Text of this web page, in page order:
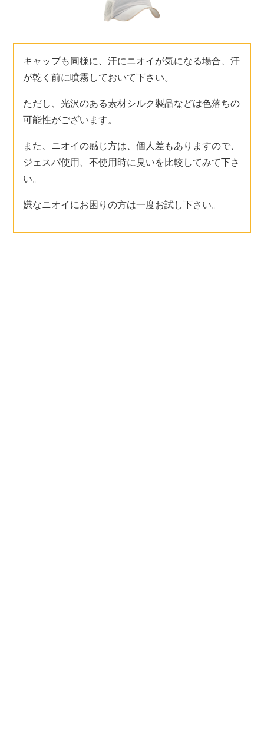
キャップも同様に、汗にニオイが気になる場合、汗
が乾く前に噴霧しておいて下さい。
ただし、光沢のある素材シルク製品などは色落ちの
可能性がございます。
また、ニオイの感じ方は、個人差もありますので、
ジェスパ使用、不使用時に臭いを比較してみて下さ
い。
嫌なニオイにお困りの方は一度お試し下さい。